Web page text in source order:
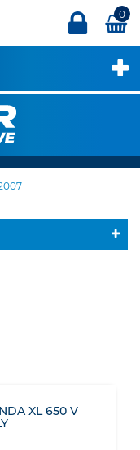
0
XL 650 V